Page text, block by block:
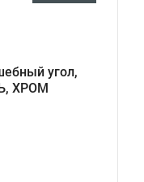
угол,
ХРОМ